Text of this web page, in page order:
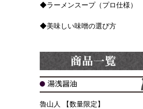
◆ラーメンスープ（プロ仕様）
◆美味しい味噌の選び方
魯山人 【数量限定】